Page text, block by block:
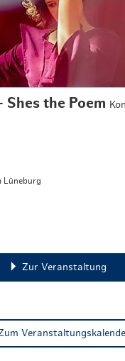
Shes the Poem
Lüneburg
Zur Veranstaltung